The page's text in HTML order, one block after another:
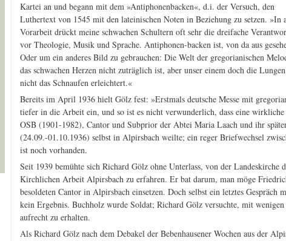
Kartei an und begann mit dem »Antiphonenbacken«, d.i. der Versuch, den
Luthertext von 1545 mit den lateinischen Noten in Beziehung zu setzen. »In
Vorarbeit drückt meine schwachen Schultern oft sehr die dreifache
vor Theologie, Musik und Sprache. Antiphonen-backen ist, von da aus
Oder um ein anderes Bild zu gebrauchen: Die Welt der gregorianischen
das schwachen Herzen nicht zuträglich ist, aber unser einem doch die
nicht das Schnaufen erleichtert.«
Bereits im April 1936 hielt Gölz fest: »Erstmals deutsche Messe mit
tiefer in die Arbeit ein, und so ist es nicht verwunderlich, dass eine
OSB (1901-1982), Cantor und Subprior der Abtei Maria Laach und ihr
(24.09.-01.10.1936) selbst in Alpirsbach weilte; ein reger Briefwechsel
ist noch vorhanden.
Seit 1939 bemühte sich Richard Gölz ohne Unterlass, von der Landeskirche
Kirchlichen Arbeit Alpirsbach zu erfahren. Er bat darum, man möge
besoldeten Cantor in Alpirsbach einsetzen. Doch selbst ein letztes
kein Ergebnis. Buchholz wurde Soldat; Richard Gölz versuchte, mit
aufrecht zu erhalten.
Als Richard Gölz nach dem Debakel der Bebenhausener Wochen aus der